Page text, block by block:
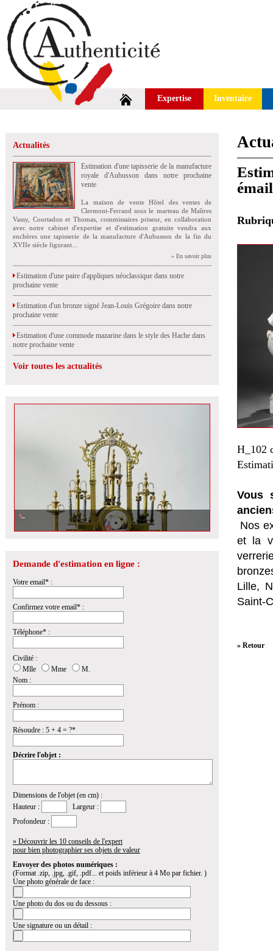
Expertise Inventaire
Actualités
Estimation d'une tapisserie de la manufacture
royale d'Aubusson dans notre prochaine
vente
La maison de vente Hôtel des ventes de
Clermont-Ferrand sous le marteau de Maîtres
Vassy, Courtadon et Thomas, commissaires priseur, en collaboration
avec notre cabinet d'expertise et d'estimation gratuite vendra aux
enchères une tapisserie de la manufacture d'Aubusson de la fin du
XVIIe siècle figurant...
» En savoir plus
Estimation d'une paire d'appliques néoclassique dans notre
prochaine vente
Estimation d'un bronze signé Jean-Louis Grégoire dans notre
prochaine vente
Estimation d'une commode mazarine dans le style des Hache dans
notre prochaine vente
Voir toutes les actualités
Demande d'estimation en ligne :
Votre email* :
Confirmez votre email* :
Téléphone* :
Civilité :
Mlle
Mme
M.
Nom :
Prénom :
Résoudre : 5 + 4 = ?*
Décrire l'objet :
Dimensions de l'objet (en cm) :
Hauteur :
Largeur :
Profondeur :
» Découvrir les 10 conseils de l'expert
pour bien photographier ses objets de valeur
Envoyer des photos numériques :
(Format .zip, .jpg, .gif, .pdf... et poids inférieur à 4 Mo par fichier. )
Une photo générale de face :
Une photo du dos ou du dessous :
Une signature ou un détail :
H_102
Vous
Nos
et la
Lille,
Saint-
» Retour